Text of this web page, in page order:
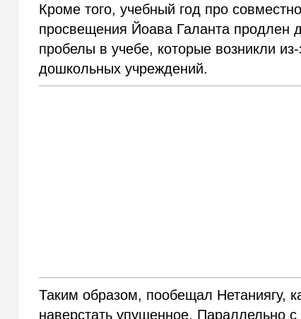
Кроме того, учебный год про
просвещения Йоава Галанта продлен
пробелы в учебе, которые возникли
дошкольных учреждений.
Таким образом, пообещал Нетаниягу,
наверстать упущенное. Параллельно